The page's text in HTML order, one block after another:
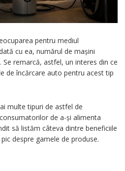
pentru mediul
cu ea, numărul de mașini
remarcă, astfel, un interes din ce
de încărcare auto pentru acest tip
multe tipuri de astfel de
de a-și alimenta
să listăm câteva dintre beneficiile
despre gamele de produse.